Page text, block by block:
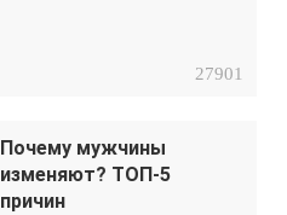
27901
Почему мужчины
изменяют? ТОП-5
причин